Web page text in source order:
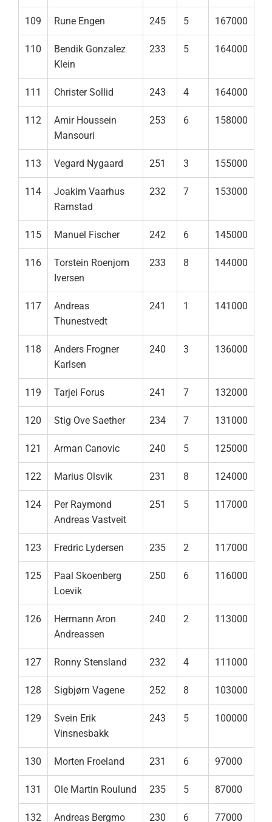
109 Rune Engen 245 5 167000
110
Bendik Gonzalez
Klein
233 5 164000
111 Christer Sollid 243 4 164000
112
Amir Houssein
Mansouri
253 6 158000
113 Vegard Nygaard 251 3 155000
114
Joakim Vaarhus
Ramstad
232 7 153000
115 Manuel Fischer 242 6 145000
116
Torstein Roenjom
Iversen
233 8 144000
117
Andreas
Thunestvedt
241 1 141000
118
Anders Frogner
Karlsen
240 3 136000
119 Tarjei Forus 241 7 132000
120 Stig Ove Saether 234 7 131000
121 Arman Canovic 240 5 125000
122 Marius Olsvik 231 8 124000
124
Per Raymond
Andreas Vastveit
251 5 117000
123 Fredric Lydersen 235 2 117000
125
Paal Skoenberg
Loevik
250 6 116000
126
Hermann Aron
Andreassen
240 2 113000
127 Ronny Stensland 232 4 111000
128 Sigbjørn Vagene 252 8 103000
129
Svein Erik
Vinsnesbakk
243 5 100000
130 Morten Froeland 231 6 97000
131 Ole Martin Roulund 235 5 87000
132 Andreas Bergmo 230 6 77000